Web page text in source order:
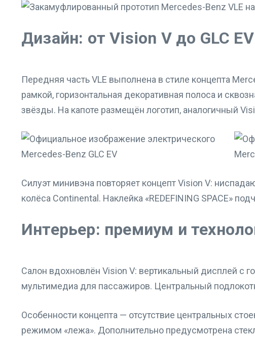
Дизайн: от Vision V до GLC EV
Передняя часть VLE выполнена в стиле концепта
рамкой, горизонтальная декоративная полоса и
звёзды. На капоте размещён логотип, аналогичный
Силуэт минивэна повторяет концепт Vision V:
колёса Continental. Наклейка «REDEFINING SPACE»
Интерьер: премиум и
Салон вдохновлён Vision V: вертикальный дисплей с
мультимедиа для пассажиров. Центральный
Особенности концепта — отсутствие центральных
режимом «лежа». Дополнительно предусмотрена